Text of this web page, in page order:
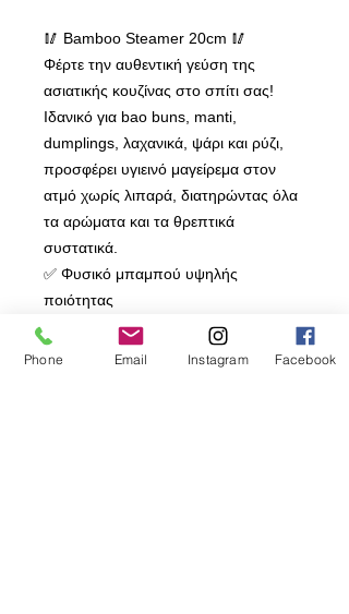
🥢 Bamboo Steamer 20cm 🥢
Φέρτε την αυθεντική γεύση της
ασιατικής κουζίνας στο σπίτι σας!
Ιδανικό για bao buns, manti,
dumplings, λαχανικά, ψάρι και ρύζι,
προσφέρει υγιεινό μαγείρεμα στον
ατμό χωρίς λιπαρά, διατηρώντας όλα
τα αρώματα και τα θρεπτικά
συστατικά.
✅ Φυσικό μπαμπού υψηλής
ποιότητας
✅ Διάμετρος 20cm – ιδανικό για
οικιακή χρήση
Phone Email Instagram Facebook